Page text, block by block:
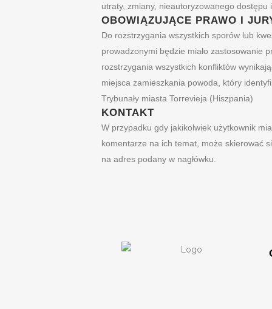
utraty, zmiany, nieautoryzowanego dostępu
OBOWIĄZUJĄCE PRAWO I
Do rozstrzygania wszystkich sporów lub
prowadzonymi będzie miało zastosowanie
rozstrzygania wszystkich konfliktów
miejsca zamieszkania powoda, który
Trybunały miasta Torrevieja (Hiszpania)
KONTAKT
W przypadku gdy jakikolwiek użytkownik
komentarze na ich temat, może skierować
na adres podany w nagłówku.